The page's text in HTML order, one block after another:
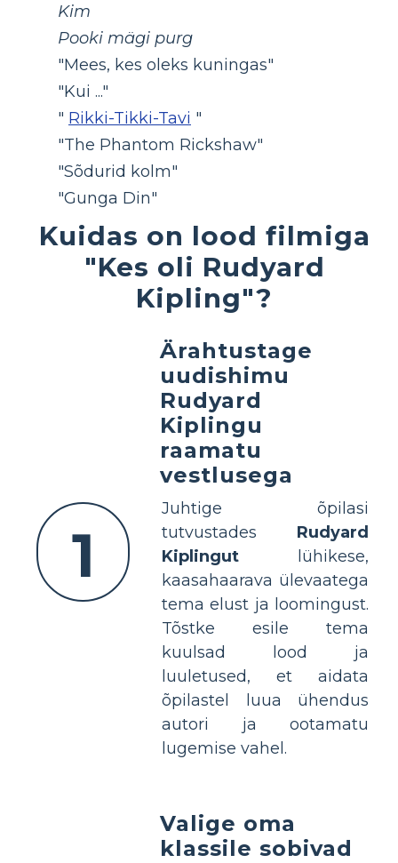
Kim
Pooki mägi purg
"Mees, kes oleks kuningas"
"Kui ..."
" Rikki-Tikki-Tavi "
"The Phantom Rickshaw"
"Sõdurid kolm"
"Gunga Din"
Kuidas on lood filmiga
"Kes oli Rudyard
Kipling"?
1
Ärahtustage
uudishimu
Rudyard
Kiplingu
raamatu
vestlusega
Juhtige õpilasi
tutvustades Rudyard
Kiplingut lühikese,
kaasahaarava ülevaatega
tema elust ja loomingust.
Tõstke esile tema
kuulsad lood ja
luuletused, et aidata
õpilastel luua ühendus
autori ja ootamatu
lugemise vahel.
Valige oma
klassile sobivad